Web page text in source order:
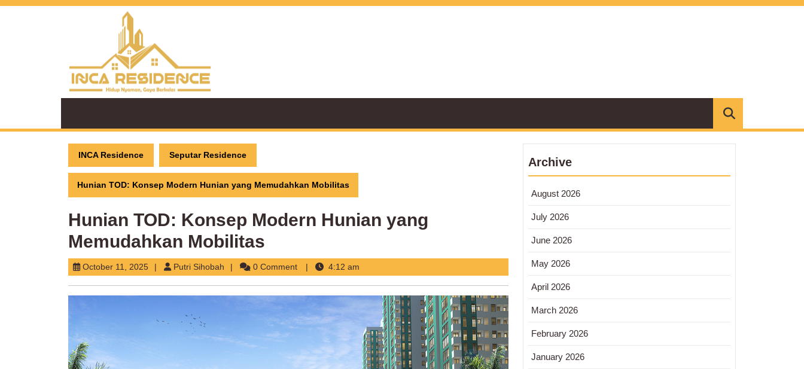
Skip
INCA Residence Seputar Residence
Hunian TOD: Konsep Modern Hunian yang Memudahkan Mobilitas
Hunian TOD: Konsep Modern Hunian yang
Memudahkan Mobilitas
October 11, 2025October
11,
Putri Sihobah Putri
Sihobah
0 Comment 4:12 am
Archive
August 2026
July 2026
June 2026
May 2026
April 2026
March 2026
February 2026
January 2026